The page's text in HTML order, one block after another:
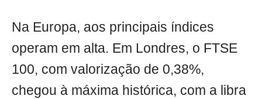
Na Europa, aos principais índices
operam em alta. Em Londres, o FTSE
100, com valorização de 0,38%,
chegou à máxima histórica, com a libra